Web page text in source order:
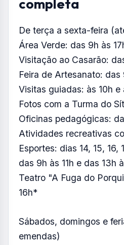
completa
De terça a sexta-feira
Área Verde: das 9h às
Visitação ao Casarão:
Feira de Artesanato: das
Visitas guiadas: às 10h e
Fotos com a Turma do
Oficinas pedagógicas:
Atividades recreativas
Esportes: dias 14, 15, 16,
das 9h às 11h e das 13h
Teatro "A Fuga do
16h*
Sábados, domingos e
emendas)